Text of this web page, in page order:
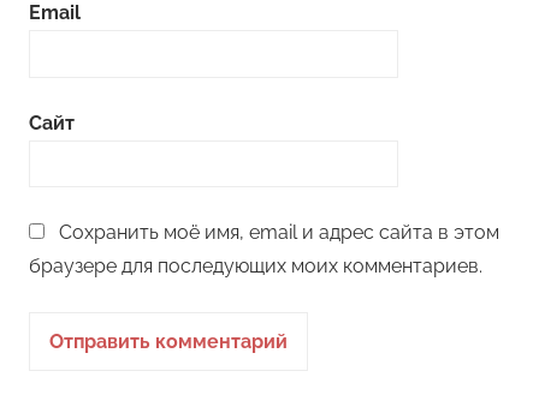
Email
Сайт
Сохранить моё имя, email и адрес сайта в этом
браузере для последующих моих комментариев.